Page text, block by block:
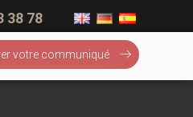
38 78
votre communiqué